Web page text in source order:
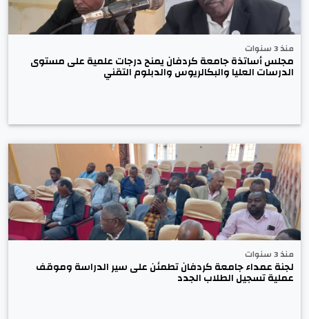
منذ 3 سنوات
مجلس أساتذة جامعة كردفان يمنح درجات علمية على مستوى
الدرسات العليا والبكالريوس والدبلوم التقني
منذ 3 سنوات
لجنة عمداء جامعة كردفان تطمئن على سير الدراسة وموقف
عملية تسجيل الطلاب الجدد